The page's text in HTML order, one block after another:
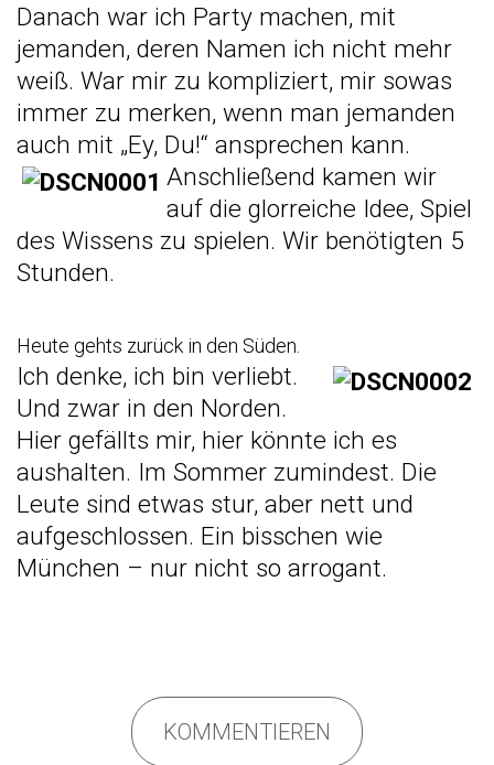
Danach war ich Party machen, mit
jemanden, deren Namen ich nicht mehr
weiß. War mir zu kompliziert, mir sowas
immer zu merken, wenn man jemanden
auch mit „Ey, Du!“ ansprechen kann.
Anschließend kamen wir
auf die glorreiche Idee, Spiel
des Wissens zu spielen. Wir benötigten 5
Stunden.
Heute gehts zurück in den Süden.
Ich denke, ich bin verliebt.
Und zwar in den Norden.
Hier gefällts mir, hier könnte ich es
aushalten. Im Sommer zumindest. Die
Leute sind etwas stur, aber nett und
aufgeschlossen. Ein bisschen wie
München – nur nicht so arrogant.
KOMMENTIEREN